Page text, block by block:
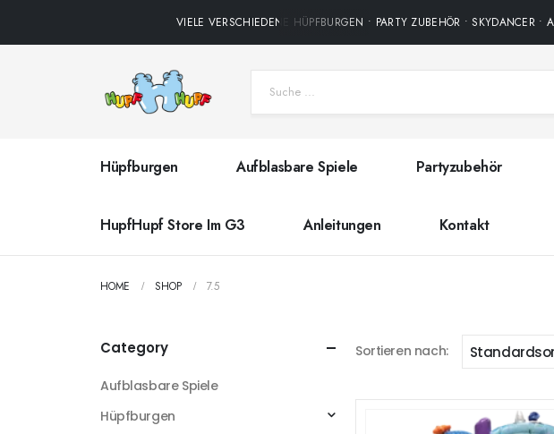
VIELE VERSCHIEDENE HÜPFBURGEN • PARTY ZUBEHÖR • SKYDANCER •
Hüpfburgen Aufblasbare Spiele Partyzubehör
HupfHupf Store Im G3 Anleitungen Kontakt
HOME SHOP 7.5
Sortieren nach:
Category
Aufblasbare Spiele
Hüpfburgen